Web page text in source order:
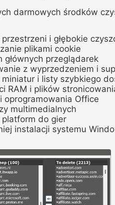
darmowych środków
i głębokie
plikami cookie
głównych przeglądarek
z wyprzedzeniem i
i listy szybkiego
RAM i plików
oprogramowania Office
multimedialnych
do gier
instalacji systemu